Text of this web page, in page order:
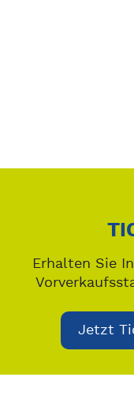
Erhalten Sie
Jetzt